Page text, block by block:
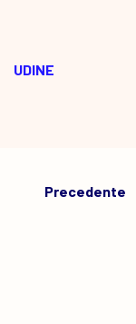
UDINE
Precedente